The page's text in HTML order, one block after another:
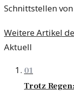
Schnittstellen
Weitere Artikel
Aktuell
01
Trotz